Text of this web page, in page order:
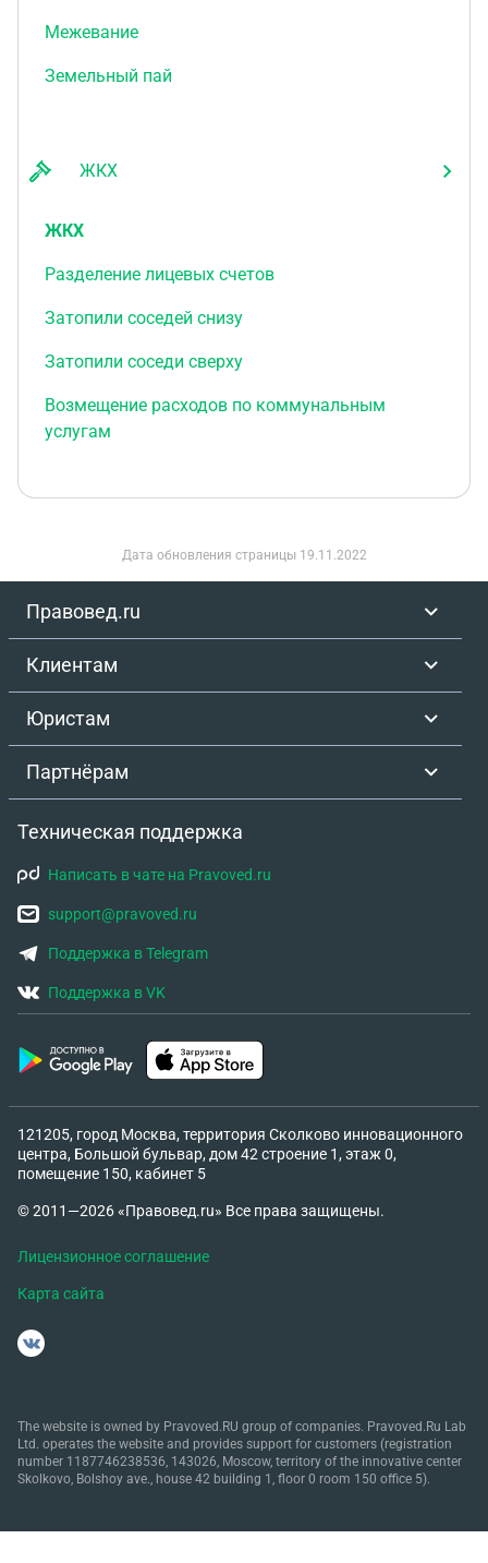
Межевание
Земельный пай
ЖКХ
ЖКХ
Разделение лицевых счетов
Затопили соседей снизу
Затопили соседи сверху
Возмещение расходов по коммунальным
услугам
Дата обновления страницы 19.11.2022
Правовед.ru
Клиентам
Юристам
Партнёрам
Техническая поддержка
Написать в чате на Pravoved.ru
support@pravoved.ru
Поддержка в Telegram
Поддержка в VK
121205, город Москва, территория Сколково инновационного
центра, Большой бульвар, дом 42 строение 1, этаж 0,
помещение 150, кабинет 5
© 2011—2026 «Правовед.ru» Все права защищены.
Лицензионное соглашение
Карта сайта
The website is owned by Pravoved.RU group of companies. Pravoved.Ru Lab
Ltd. operates the website and provides support for customers (registration
number 1187746238536, 143026, Moscow, territory of the innovative center
Skolkovo, Bolshoy ave., house 42 building 1, floor 0 room 150 office 5).